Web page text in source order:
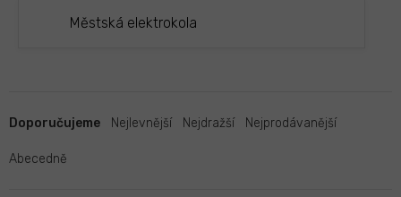
Městská elektrokola
a
e
Doporučujeme Nejlevnější Nejdražší Nejprodávanější
Abecedně